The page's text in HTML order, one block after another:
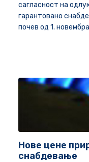
сагласност на
гарантовано
почев од 1.
Нове цене
снабдевање